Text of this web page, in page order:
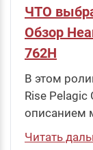
ЧТО
Обзор
762H
В этом
Rise
описанием
Читать